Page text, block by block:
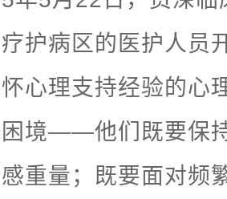
护病区的医护人员
心理支持经验的心
境——他们既要保
重量；既要面对频